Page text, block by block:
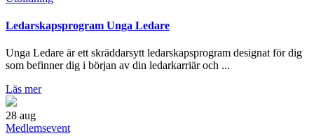
Ledarskapsprogram Unga Ledare
Unga Ledare är ett skräddarsytt ledarskapsprogram designat för dig
som befinner dig i början av din ledarkarriär och ...
Läs mer
28 aug
Medlemsevent